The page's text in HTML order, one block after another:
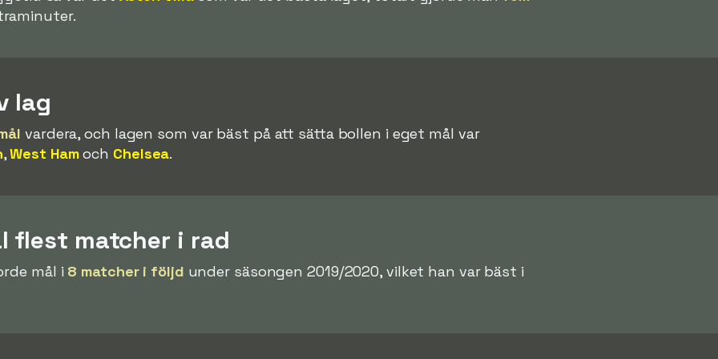
lag
vardera, och lagen som var bäst på att sätta bollen i eget mål var
,West Hamoch Chelsea.
flest matcher i rad
mål i 8 matcher i följd under säsongen 2019/2020, vilket han var bäst i